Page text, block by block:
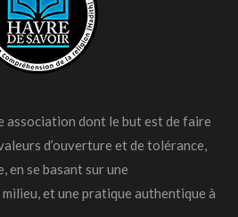
association dont le but est de faire
d’ouverture et de tolérance,
en se basant sur une
et une pratique authentique à